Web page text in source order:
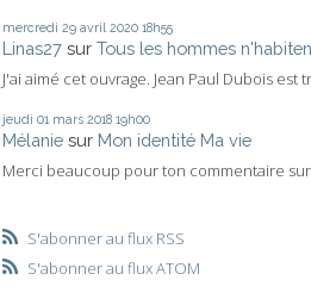
mercredi 29 avril 2020 18h55
Linas27 sur Tous les hommes
J'ai aimé cet ouvrage. Jean Paul Dubois est
jeudi 01 mars 2018 19h00
Mélanie sur Mon identité Ma vie
Merci beaucoup pour ton commentaire sur
S'abonner au flux RSS
S'abonner au flux ATOM